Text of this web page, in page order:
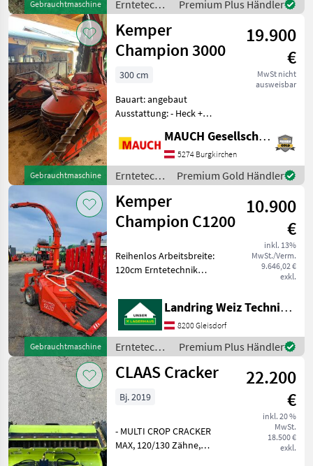
Gebrauchtmaschine
Erntetechnik
Ackerbau /
Pöttinger
Premium Plus Händler
Gebrauchtmaschine
Kemper
Champion 3000
19.900
€
MwSt nicht
ausweisbar
300 cm
Bauart: angebaut
Ausstattung: - Heck +
Steuerung -
Turmschwenkung
hydraulisch -
Wurfweiteneinstellung
elektrisch - Gelenkwelle Für
Fra
MAUCH Gesellschaft m.b.H. & Co.KG
5274 Burgkirchen
Erntetechnik
Ackerbau /
Kemper
Premium Gold Händler
Gebrauchtmaschine
Kemper
Champion C1200
10.900
€
inkl. 13%
MwSt./Verm.
9.646,02 €
exkl.
Reihenlos Arbeitsbreite:
120cm Erntetechnik
Landring Weiz Technikzentrum Süd
8200 Gleisdorf
Erntetechnik
Ackerbau /
Kemper
Premium Plus Händler
CLAAS Cracker
22.200
€
inkl. 20 %
MwSt.
18.500 €
exkl.
Bj. 2019
- MULTI CROP CRACKER
MAX, 120/130 Zähne,